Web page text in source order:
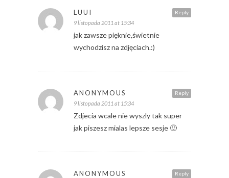
Reply
LUUI
9 listopada 2011 at 15:34
jak zawsze pięknie,świetnie
wychodzisz na zdjęciach.:)
Reply
ANONYMOUS
9 listopada 2011 at 15:34
Zdjecia wcale nie wyszly tak super
jak piszesz mialas lepsze sesje 🙂
Reply
ANONYMOUS